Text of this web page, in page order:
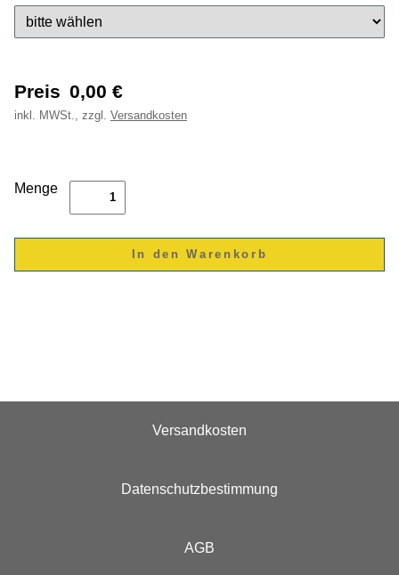
Preis 0,00 €
inkl. MWSt., zzgl. Versandkosten
Menge
Versandkosten
Datenschutzbestimmung
AGB